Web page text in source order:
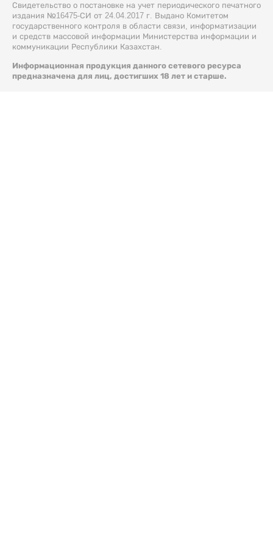
Свидетельство о постановке на учет периодического печатного
издания №16475-СИ от 24.04.2017 г. Выдано Комитетом
государственного контроля в области связи, информатизации
и средств массовой информации Министерства информации и
коммуникации Республики Казахстан.
Информационная продукция данного сетевого ресурса
предназначена для лиц, достигших 18 лет и старше.